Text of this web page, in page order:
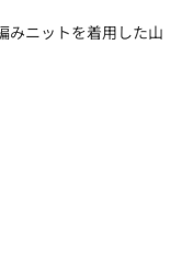
みニットを着用した山